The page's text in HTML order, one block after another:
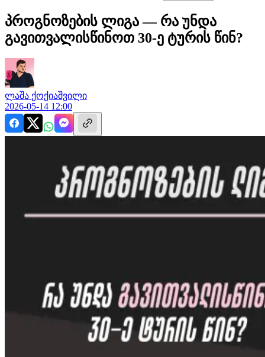
პროგნოზების ლიგა — რა უნდა
გავითვალისწინოთ 30-ე ტურის წინ?
ლაშა ქოქიაშვილი
2026-05-14 12:00